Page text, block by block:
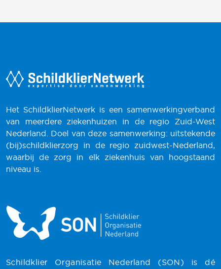
Het SchildklierNetwerk is een samenwerkingverband
van meerdere ziekenhuizen in de regio Zuid-West
Nederland. Doel van deze samenwerking: uitstekende
(bij)schildklierzorg in de regio zuidwest-Nederland,
waarbij de zorg in elk ziekenhuis van hoogstaand
niveau is.
Schildklier Organisatie Nederland (SON) is dé